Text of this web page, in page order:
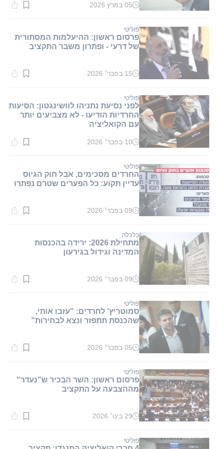
זמן
דקות.
05 במרץ 2026
פוליטי
פרסום ראשון: ההיעלמות המסתורית
של דרעי - ופתרון משבר התקציב
זמן
דקות.
15 בפבר׳ 2026
פוליטי
לפני נסיעת נתניהו לוושינגטון: הסיעות
החרדיות הודיעו - לא מצביעים יותר
עם הקואליציה
זמן
דקות.
10 בפבר׳ 2026
פוליטי
החרדים מסכימים, אבל חוק הגיוס
עדיין תקוע: כל הפערים שטרם נפתרו
זמן
דקות.
09 בפבר׳ 2026
כלכלה
מתחילת 2026: ירידה בהכנסות
המדינה וגידול בגירעון
זמן
דקות.
09 בפבר׳ 2026
פוליטי
סמוטריץ' לחרדים: "עזבו אותי,
שהכנסת תתפזר ונצא לבחירות"
זמן
דקות.
05 בפבר׳ 2026
פוליטי
פרסום ראשון: השר הבכיר ש"נעדר"
מההצבעה על התקציב
זמן
דקות.
29 בינו׳ 2026
פוליטי